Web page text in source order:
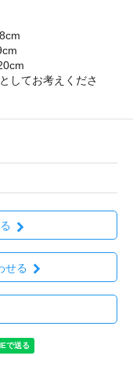
してお考えくださ
せる